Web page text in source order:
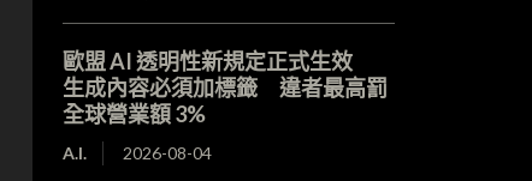
歐盟 AI 透明性新規定正式生效
生成內容必須加標籤 違者最高罰
全球營業額 3%
A.I. 2026-08-04